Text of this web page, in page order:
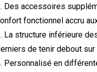
Des accessoires
fonctionnel accru
La structure inférieure
de tenir debout
Personnalisé en